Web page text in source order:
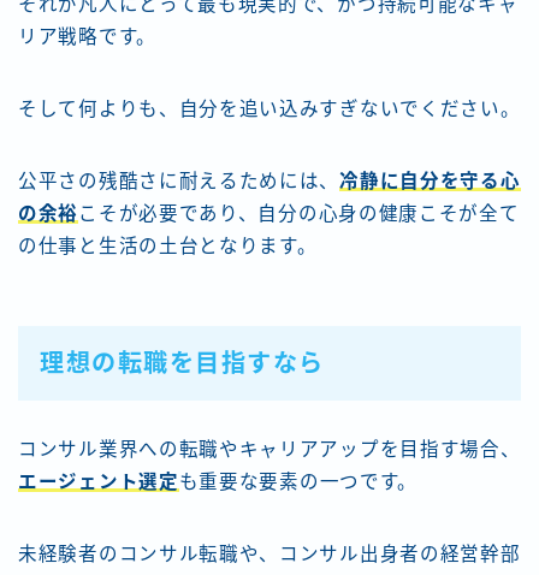
それが凡人にとって最も現実的で、かつ持続可能なキャ
リア戦略です。
そして何よりも、自分を追い込みすぎないでください。
公平さの残酷さに耐えるためには、冷静に自分を守る心
の余裕こそが必要であり、自分の心身の健康こそが全て
の仕事と生活の土台となります。
理想の転職を目指すなら
コンサル業界への転職やキャリアアップを目指す場合、
エージェント選定も重要な要素の一つです。
未経験者のコンサル転職や、コンサル出身者の経営幹部